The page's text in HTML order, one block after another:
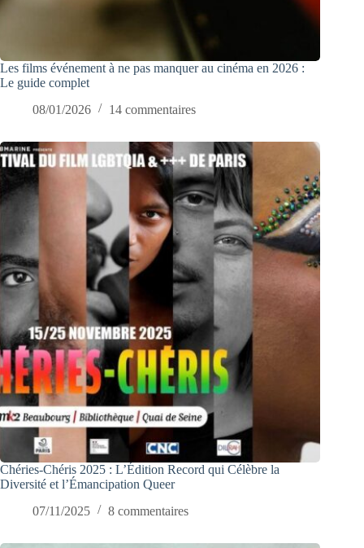
Les films événement à ne pas manquer au cinéma en 2026 :
Le guide complet
08/01/2026
14 commentaires
Chéries-Chéris 2025 : L’Édition Record qui Célèbre la
Diversité et l’Émancipation Queer
07/11/2025
8 commentaires